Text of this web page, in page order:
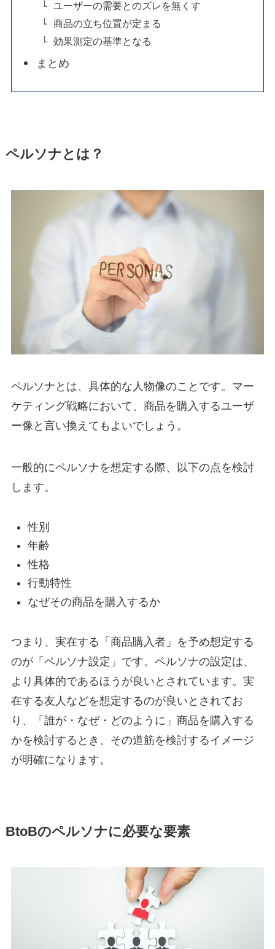
ユーザーの需要とのズレを無くす
商品の立ち位置が定まる
効果測定の基準となる
まとめ
ペルソナとは？
ペルソナとは、具体的な人物像のことです。マー
ケティング戦略において、商品を購入するユーザ
ー像と言い換えてもよいでしょう。
一般的にペルソナを想定する際、以下の点を検討
します。
性別
年齢
性格
行動特性
なぜその商品を購入するか
つまり、実在する「商品購入者」を予め想定する
のが「ペルソナ設定」です。ペルソナの設定は、
より具体的であるほうが良いとされています。実
在する友人などを想定するのが良いとされてお
り、「誰が・なぜ・どのように」商品を購入する
かを検討するとき、その道筋を検討するイメージ
が明確になります。
BtoBのペルソナに必要な要素